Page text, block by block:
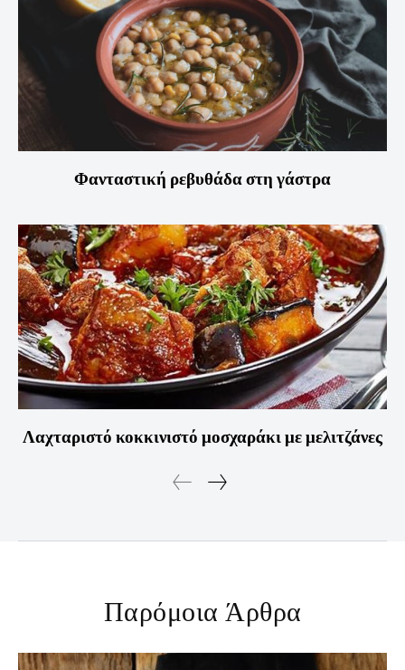
Φανταστική ρεβυθάδα στη γάστρα
Λαχταριστό κοκκινιστό μοσχαράκι με μελιτζάνες
Παρόμοια Άρθρα